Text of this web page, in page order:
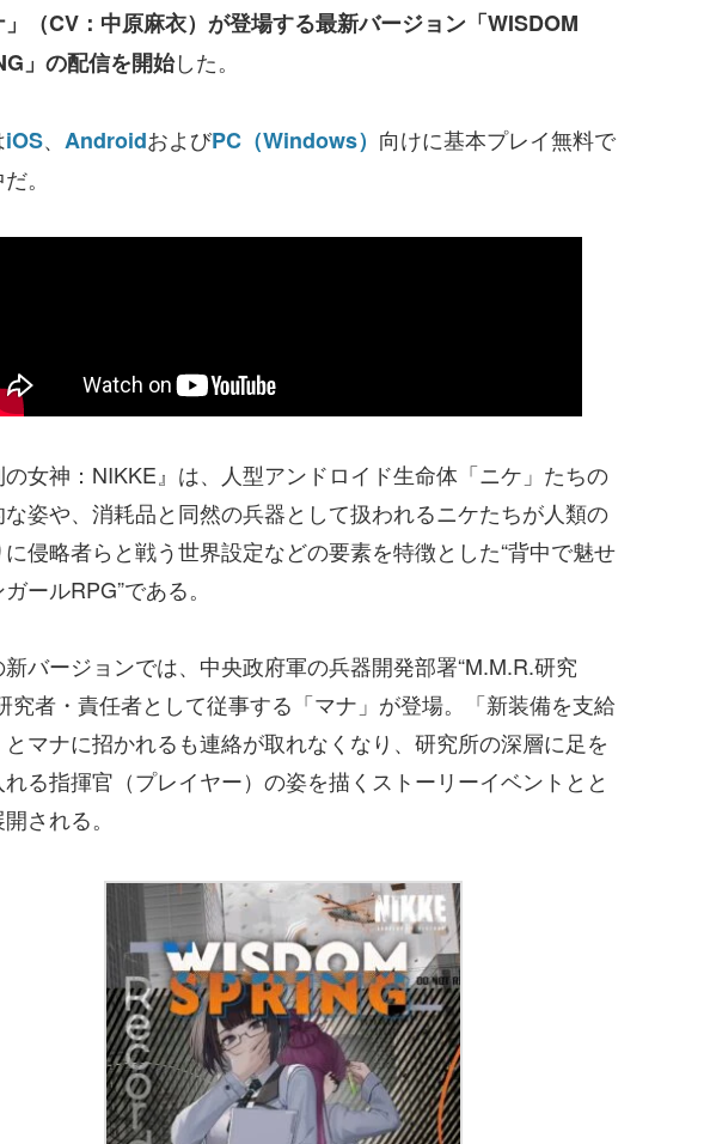
」（CV：中原麻衣）が登場する最新バージョン「WISDOM
」の配信を開始した。
iOS、 AndroidおよびPC（Windows） 向けに基本プレイ無料で
。
の女神：NIKKE』は、人型アンドロイド生命体「ニケ」たちの
な姿や、消耗品と同然の兵器として扱われるニケたちが人類の
侵略者らと戦う世界設定などの要素を特徴とした“背中で魅せ
ールRPG”である。
バージョンでは、中央政府軍の兵器開発部署“M.M.R.研究
究者・責任者として従事する「マナ」が登場。「新装備を支給
マナに招かれるも連絡が取れなくなり、研究所の深層に足を
る指揮官（プレイヤー）の姿を描くストーリーイベントとと
される。